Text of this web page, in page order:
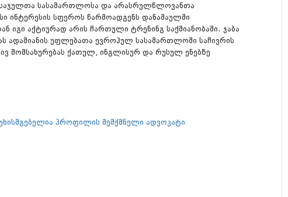
სასამართლოსა და არასრულწლოვანთა
ინტერესის სფეროს წარმოადგენს დანაშაულში
იგი აქტიურად არის ჩართული ტრენინგ საქმიანობაში. ჯაბა
ადამიანის უფლებათა ევროპულ სასამართლოში საჩივრის
მომსახურებას ქათულ, ინგლისურ და რუსულ ენებზე
პროფილის შემქმნელი ადვოკატი